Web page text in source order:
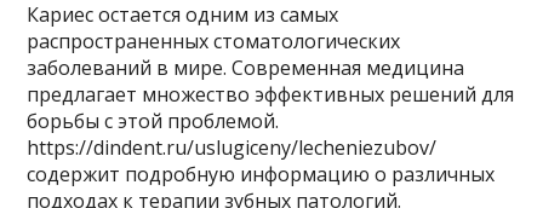
Кариес остается одним из самых
распространенных стоматологических
заболеваний в мире. Современная медицина
предлагает множество эффективных решений для
борьбы с этой проблемой.
https://dindent.ru/uslugiceny/lecheniezubov/
содержит подробную информацию о различных
подходах к терапии зубных патологий.